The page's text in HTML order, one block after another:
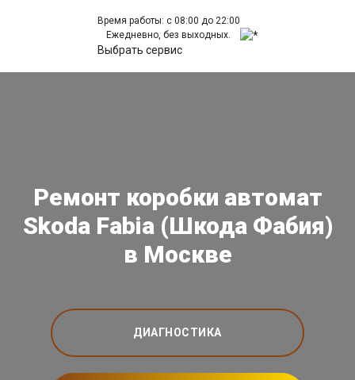
Время работы: с 08:00 до 22:00
Ежедневно, без выходных.
Выбрать сервис
Ремонт коробки автомат
Skoda Fabia (Шкода Фабия)
в Москве
ДИАГНОСТИКА